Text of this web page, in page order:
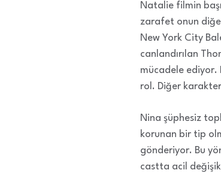
Natalie filmin
zarafet onun
New York City
canlandırılan
mücadele ediyor.
rol. Diğer
Nina şüphesiz
korunan bir tip
gönderiyor. Bu
castta acil